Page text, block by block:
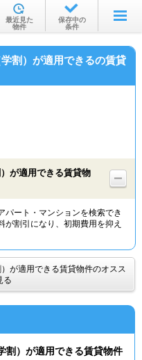
す
駅から
会社から
最近見た
物件
保存中の
条件
割）が適用できるの賃貸
が適用できる賃貸物
パート・マンションを検索でき
が割引になり、初期費用を抑え
が適用できる賃貸物件のオスス
る
割）が適用できる賃貸物件